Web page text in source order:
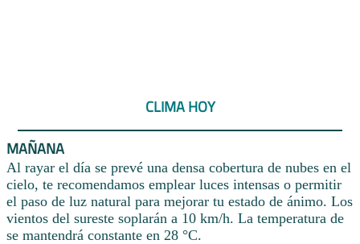
CLIMA HOY
MAÑANA
Al rayar el día se prevé una densa cobertura de nubes en el
cielo, te recomendamos emplear luces intensas o permitir
el paso de luz natural para mejorar tu estado de ánimo. Los
vientos del sureste soplarán a 10 km/h. La temperatura de
se mantendrá constante en 28 °C.